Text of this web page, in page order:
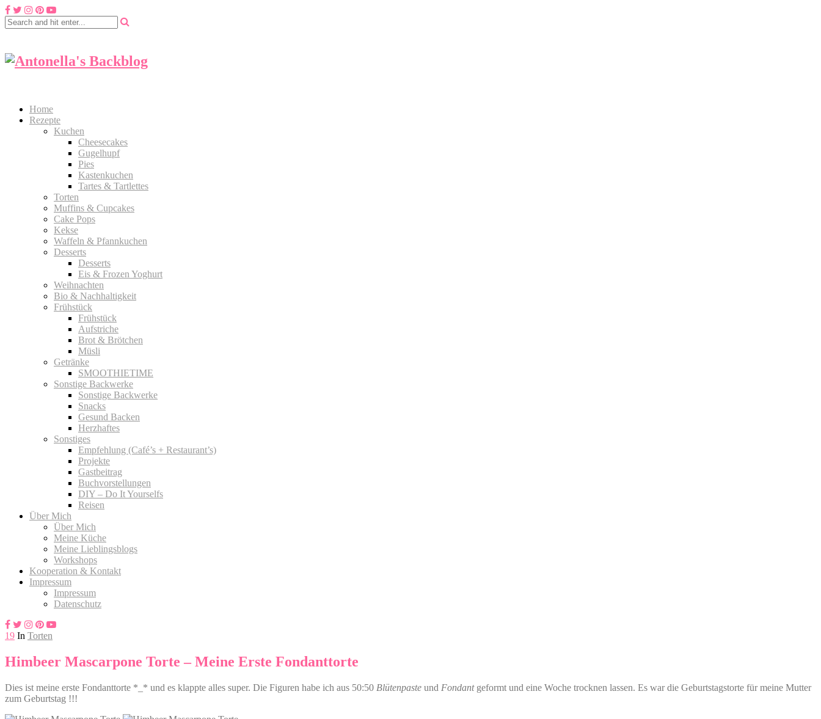
Home
Rezepte
Kuchen
Cheesecakes
Gugelhupf
Pies
Kastenkuchen
Tartes & Tartlettes
Torten
Muffins & Cupcakes
Cake Pops
Kekse
Waffeln & Pfannkuchen
Desserts
Desserts
Eis & Frozen Yoghurt
Weihnachten
Bio & Nachhaltigkeit
Frühstück
Frühstück
Aufstriche
Brot & Brötchen
Müsli
Getränke
SMOOTHIETIME
Sonstige Backwerke
Sonstige Backwerke
Snacks
Gesund Backen
Herzhaftes
Sonstiges
Empfehlung (Café’s + Restaurant’s)
Projekte
Gastbeitrag
Buchvorstellungen
DIY – Do It Yourselfs
Reisen
Über Mich
Über Mich
Meine Küche
Meine Lieblingsblogs
Workshops
Kooperation & Kontakt
Impressum
Impressum
Datenschutz
19 In Torten
Himbeer Mascarpone Torte – Meine Erste Fondanttorte
Dies ist meine erste Fondanttorte *_* und es klappte alles super. Die Figuren habe ich aus 50:50 Blütenpaste und Fondantgeformt und eine Woche trocknen lassen. Es war die Geburtstagstorte für meine Mutter
zum Geburtstag !!!